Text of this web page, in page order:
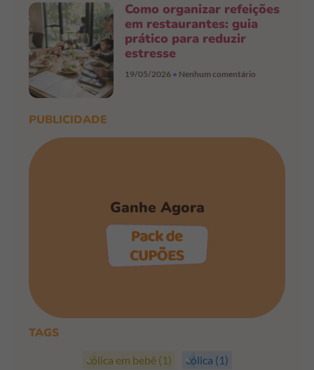
Como organizar refeições
em restaurantes: guia
prático para reduzir
estresse
19/05/2026 Nenhum comentário
PUBLICIDADE
Ganhe Agora
TAGS
cólica em bebê (1) cólica (1)